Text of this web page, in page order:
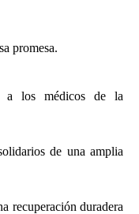
promesa.
a los médicos de la
de una amplia
recuperación duradera